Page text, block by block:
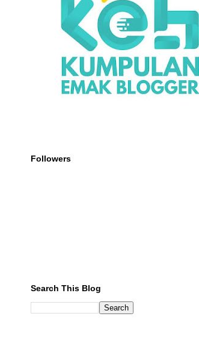
Followers
Search This Blog